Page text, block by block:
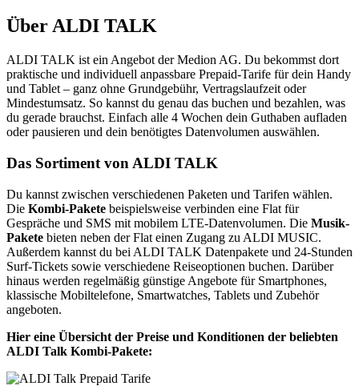
Über ALDI TALK
ALDI TALK ist ein Angebot der Medion AG. Du bekommst dort
praktische und individuell anpassbare Prepaid-Tarife für dein Handy
und Tablet – ganz ohne Grundgebühr, Vertragslaufzeit oder
Mindestumsatz. So kannst du genau das buchen und bezahlen, was
du gerade brauchst. Einfach alle 4 Wochen dein Guthaben aufladen
oder pausieren und dein benötigtes Datenvolumen auswählen.
Das Sortiment von ALDI TALK
Du kannst zwischen verschiedenen Paketen und Tarifen wählen.
Die Kombi-Pakete beispielsweise verbinden eine Flat für
Gespräche und SMS mit mobilem LTE-Datenvolumen. Die Musik-
Pakete bieten neben der Flat einen Zugang zu ALDI MUSIC.
Außerdem kannst du bei ALDI TALK Datenpakete und 24-Stunden
Surf-Tickets sowie verschiedene Reiseoptionen buchen. Darüber
hinaus werden regelmäßig günstige Angebote für Smartphones,
klassische Mobiltelefone, Smartwatches, Tablets und Zubehör
angeboten.
Hier eine Übersicht der Preise und Konditionen der beliebten
ALDI Talk Kombi-Pakete: